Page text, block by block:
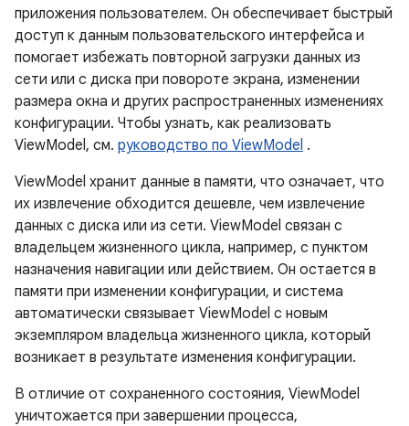
приложения пользователем. Он обеспечивает быстрый
доступ к данным пользовательского интерфейса и
помогает избежать повторной загрузки данных из
сети или с диска при повороте экрана, изменении
размера окна и других распространенных изменениях
конфигурации. Чтобы узнать, как реализовать
ViewModel, см. руководство по ViewModel .
ViewModel хранит данные в памяти, что означает, что
их извлечение обходится дешевле, чем извлечение
данных с диска или из сети. ViewModel связан с
владельцем жизненного цикла, например, с пунктом
назначения навигации или действием. Он остается в
памяти при изменении конфигурации, и система
автоматически связывает ViewModel с новым
экземпляром владельца жизненного цикла, который
возникает в результате изменения конфигурации.
В отличие от сохраненного состояния, ViewModel
уничтожается при завершении процесса,